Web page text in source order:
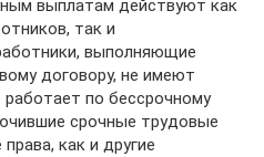
выплатам действуют как
так и
выполняющие
договору, не имеют
работает по бессрочному
срочные трудовые
как и другие